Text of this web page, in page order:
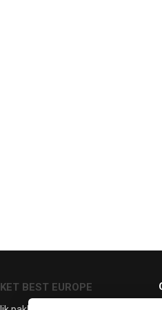
BEST EUROPE